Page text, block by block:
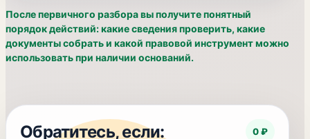
После первичного разбора вы получите понятный
порядок действий: какие сведения проверить, какие
документы собрать и какой правовой инструмент можно
использовать при наличии оснований.
Обратитесь, если: 0 ₽